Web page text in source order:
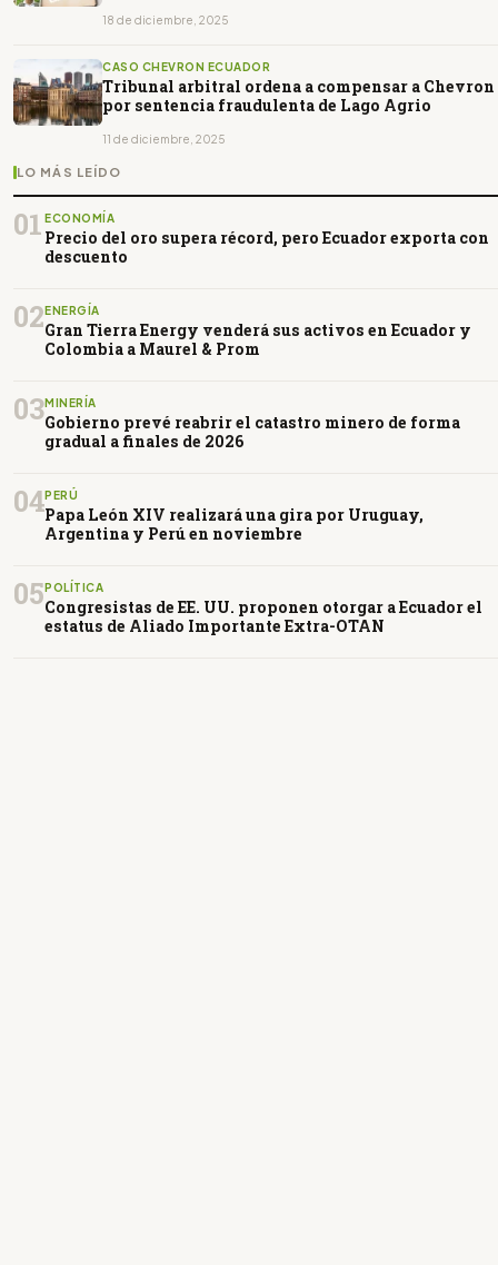
18 de diciembre, 2025
CASO CHEVRON ECUADOR
Tribunal arbitral ordena a compensar a Chevron
por sentencia fraudulenta de Lago Agrio
11 de diciembre, 2025
LO MÁS LEÍDO
01 ECONOMÍA
Precio del oro supera récord, pero Ecuador exporta con
descuento
02ENERGÍA
Gran Tierra Energy venderá sus activos en Ecuador y
Colombia a Maurel & Prom
03MINERÍA
Gobierno prevé reabrir el catastro minero de forma
gradual a finales de 2026
04PERÚ
Papa León XIV realizará una gira por Uruguay,
Argentina y Perú en noviembre
05POLÍTICA
Congresistas de EE. UU. proponen otorgar a Ecuador el
estatus de Aliado Importante Extra-OTAN